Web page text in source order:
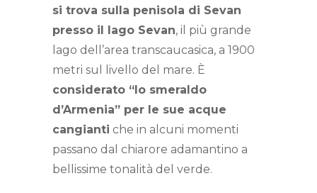
si trova sulla penisola di Sevan
presso il lago Sevan, il più grande
lago dell’area transcaucasica, a 1900
metri sul livello del mare. È
considerato “lo smeraldo
d’Armenia” per le sue acque
cangianti che in alcuni momenti
passano dal chiarore adamantino a
bellissime tonalità del verde.